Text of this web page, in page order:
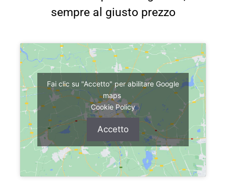
sempre al giusto prezzo
Fai clic su "Accetto" per abilitare Google
maps
Cookie Policy
Accetto